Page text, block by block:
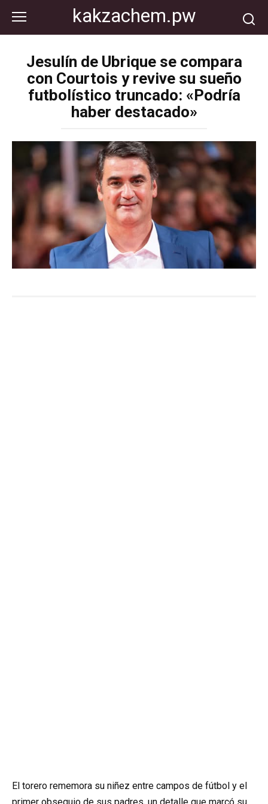
контенту
kakzachem.pw
Jesulín de Ubrique se compara
con Courtois y revive su sueño
futbolístico truncado: «Podría
haber destacado»
El torero rememora su niñez entre campos de fútbol y el